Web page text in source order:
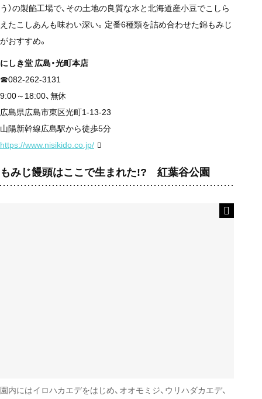
う）の製餡工場で、その土地の良質な水と北海道産小豆でこしら
えたこしあんも味わい深い。定番6種類を詰め合わせた錦もみじ
がおすすめ。
にしき堂 広島・光町本店
☎082-262-3131
9:00～18:00、無休
広島県広島市東区光町1-13-23
山陽新幹線広島駅から徒歩5分
https://www.nisikido.co.jp/
もみじ饅頭はここで生まれた!? 紅葉谷公園
園内にはイロハカエデをはじめ、オオモミジ、ウリハダカエデ、